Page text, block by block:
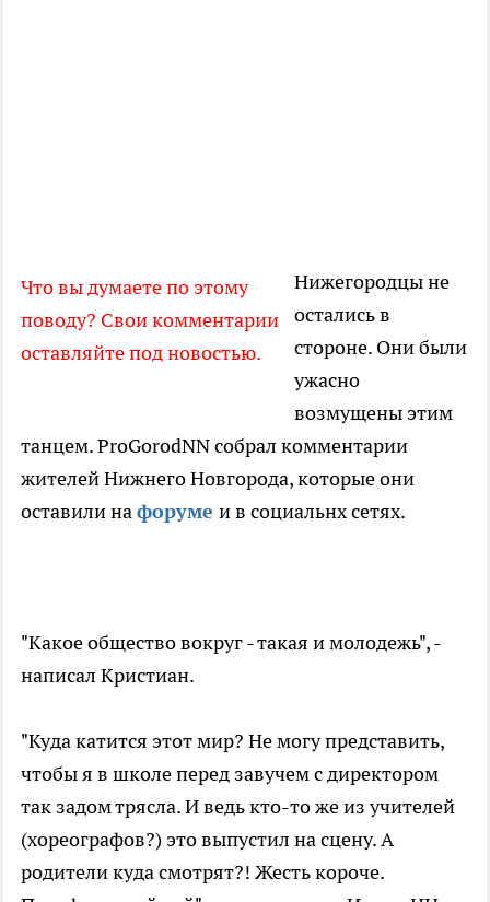
Что вы думаете по этому
поводу? Свои комментарии
оставляйте под новостью.
Нижегородцы не
остались в
стороне. Они были
ужасно
возмущены этим
танцем. ProGorodNN собрал комментарии
жителей Нижнего Новгорода, которые они
оставили нафоруме и в социальнх сетях.
"Какое общество вокруг - такая и молодежь", -
написал Кристиан.
"Куда катится этот мир? Не могу представить,
чтобы я в школе перед завучем с директором
так задом трясла. И ведь кто-то же из учителей
(хореографов?) это выпустил на сцену. А
родители куда смотрят?! Жесть короче.